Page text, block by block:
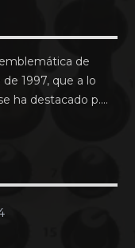
de
1997, que a lo
ha destacado p....